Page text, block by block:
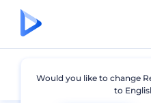
Partido
Would you like to change
to